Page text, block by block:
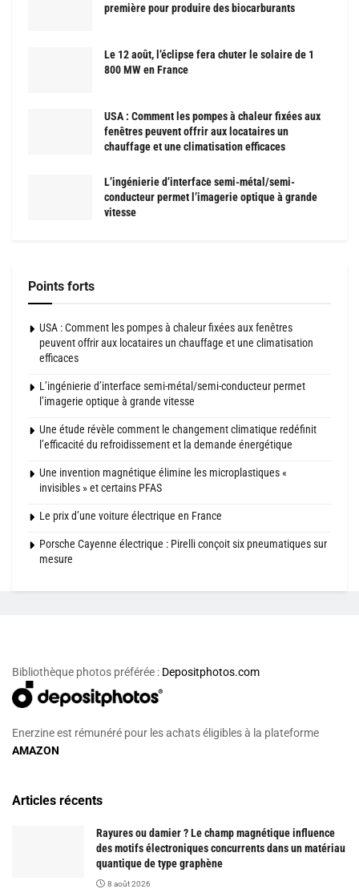
première pour produire des biocarburants
Le 12 août, l’éclipse fera chuter le solaire de 1
800 MW en France
USA : Comment les pompes à chaleur fixées aux
fenêtres peuvent offrir aux locataires un
chauffage et une climatisation efficaces
L’ingénierie d’interface semi-métal/semi-
conducteur permet l’imagerie optique à grande
vitesse
Points forts
USA : Comment les pompes à chaleur fixées aux fenêtres
peuvent offrir aux locataires un chauffage et une climatisation
efficaces
L’ingénierie d’interface semi-métal/semi-conducteur permet
l’imagerie optique à grande vitesse
Une étude révèle comment le changement climatique redéfinit
l’efficacité du refroidissement et la demande énergétique
Une invention magnétique élimine les microplastiques «
invisibles » et certains PFAS
Le prix d’une voiture électrique en France
Porsche Cayenne électrique : Pirelli conçoit six pneumatiques sur
mesure
Bibliothèque photos préférée : Depositphotos.com
Enerzine est rémunéré pour les achats éligibles à la plateforme
AMAZON
Articles récents
Rayures ou damier ? Le champ magnétique influence
des motifs électroniques concurrents dans un matériau
quantique de type graphène
8 août 2026